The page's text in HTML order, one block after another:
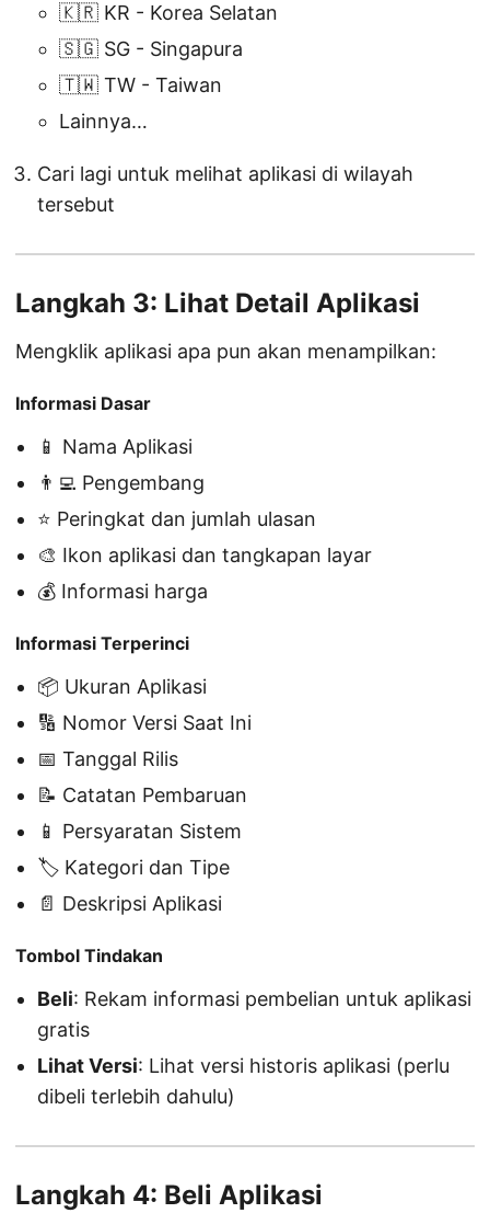
🇰🇷 KR - Korea Selatan
🇸🇬 SG - Singapura
🇹🇼 TW - Taiwan
Lainnya…
Cari lagi untuk melihat aplikasi di wilayah
tersebut
Langkah 3: Lihat Detail Aplikasi
Mengklik aplikasi apa pun akan menampilkan:
Informasi Dasar
📱 Nama Aplikasi
👨‍💻 Pengembang
⭐ Peringkat dan jumlah ulasan
🎨 Ikon aplikasi dan tangkapan layar
💰 Informasi harga
Informasi Terperinci
📦 Ukuran Aplikasi
🔢 Nomor Versi Saat Ini
📅 Tanggal Rilis
📝 Catatan Pembaruan
📱 Persyaratan Sistem
🏷️ Kategori dan Tipe
📄 Deskripsi Aplikasi
Tombol Tindakan
Beli: Rekam informasi pembelian untuk aplikasi
gratis
Lihat Versi: Lihat versi historis aplikasi (perlu
dibeli terlebih dahulu)
Langkah 4: Beli Aplikasi